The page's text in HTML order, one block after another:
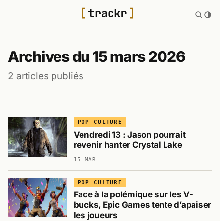
Archives du 15 mars 2026
2 articles publiés
POP CULTURE
Vendredi 13 : Jason pourrait
revenir hanter Crystal Lake
15 MAR
POP CULTURE
Face à la polémique sur les V-
bucks, Epic Games tente d’apaiser
les joueurs